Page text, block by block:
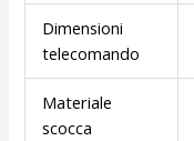
Dimensioni
telecomando
Materiale
scocca